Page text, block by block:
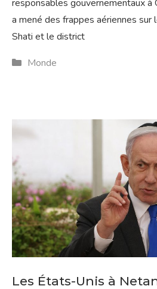
responsables gouvernementaux à
a mené des frappes aériennes sur
Shati et le district
Catégories
Monde
Les États-Unis à